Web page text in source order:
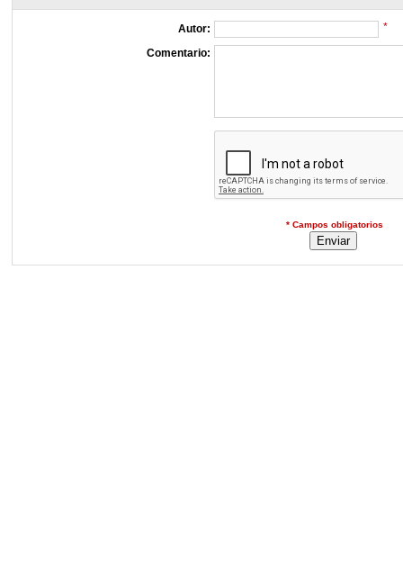
Autor: *
Comentario:
* Campos obligatorios